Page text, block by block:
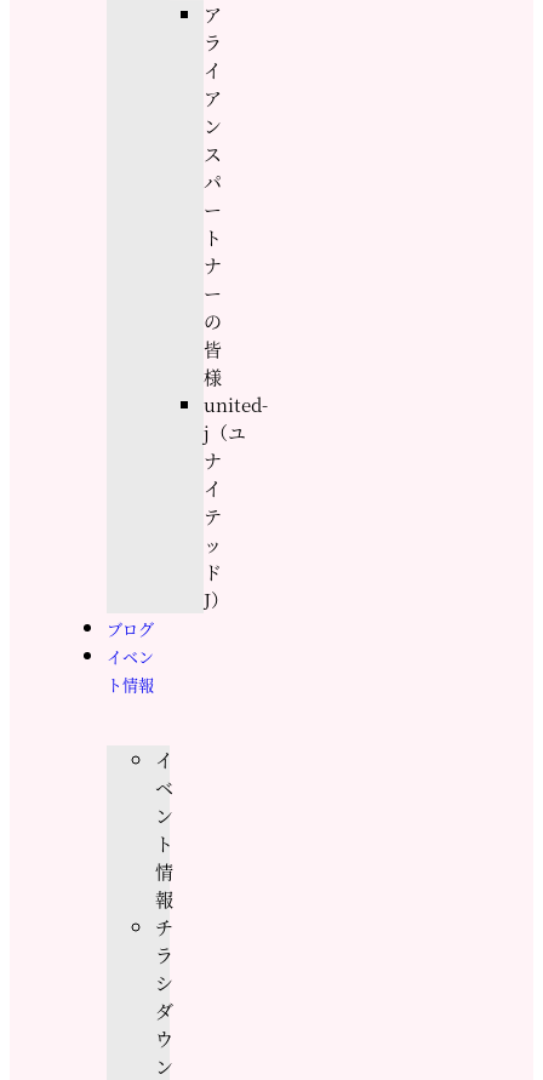
ア
ラ
イ
ア
ン
ス
パ
ー
ト
ナ
ー
の
皆
様
united-
j（ユ
ナ
イ
テ
ッ
ド
J）
ブログ
イベン
ト情報
イ
ベ
ン
ト
情
報
チ
ラ
シ
ダ
ウ
ン